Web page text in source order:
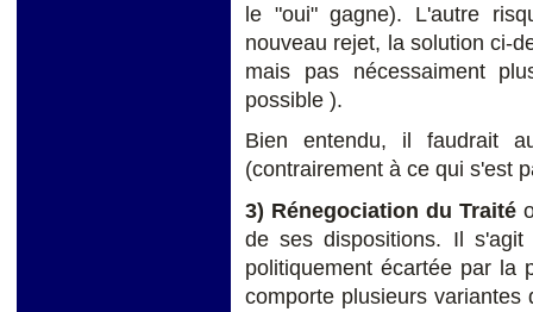
le "oui" gagne). L'autre
nouveau rejet, la solution ci-
mais pas nécessaiment
possible ).
Bien entendu, il faudrait
(contrairement à ce qui s'est
3) Rénegociation du Traité
de ses dispositions. Il s'agit
politiquement écartée par la
comporte plusieurs variantes